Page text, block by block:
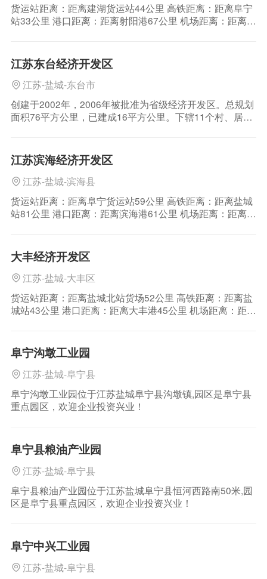
货运站距离：距离建湖货运站44公里 高铁距离：距离阜宁
站33公里 港口距离：距离射阳港67公里 机场距离：距离盐
背倚苏北平原，面临苏中水网，南与建湖县毗邻，北与滨
海县接壤，东与射阳县相连，西与淮安
江苏东台经济开发区
江苏-盐城-东台市
创建于2002年，2006年被批准为省级经济开发区。总规划
面积76平方公里，已建成16平方公里。下辖11个村、居
学发展综合评价第一板块，列省级开发区第24位。正在争
创国家级经济技术开
江苏滨海经济开发区
江苏-盐城-滨海县
货运站距离：距离阜宁货运站59公里 高铁距离：距离盐城
站81公里 港口距离：距离滨海港61公里 机场距离：距离盐
于上海、青岛三小时经济圈，南望中国最大城市上海，北
倚欧亚大陆桥东桥头堡的连云港。园区
大丰经济开发区
江苏-盐城-大丰区
货运站距离：距离盐城北站货场52公里 高铁距离：距离盐
城站43公里 港口距离：距离大丰港45公里 机场距离：距离
通八达。 公路运输：沈海高速公路（国家高速G15）、盐
靖高速公路（国家高速G15
阜宁沟墩工业园
江苏-盐城-阜宁县
阜宁沟墩工业园位于江苏盐城阜宁县沟墩镇,园区是阜宁县
重点园区，欢迎企业投资兴业！
阜宁县粮油产业园
江苏-盐城-阜宁县
阜宁县粮油产业园位于江苏盐城阜宁县恒河西路南50米,园
区是阜宁县重点园区，欢迎企业投资兴业！
阜宁中兴工业园
江苏-盐城-阜宁县